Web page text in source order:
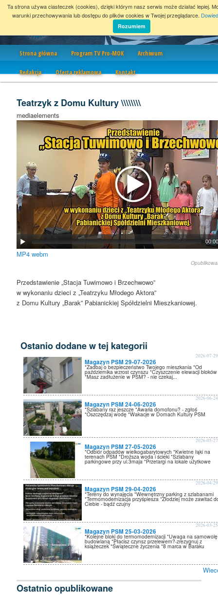
Strona główna Program TV Pro-MOK Archiwum
Redakcja Oferta reklamowa Kontakt
Teatrzyk z Domu Kultury \\\\\\\\
mediaelements
MP4 webm
Przedstawienie „Stacja Tuwimowo i Brzechwowo”
w wykonaniu dzieci z „Teatrzyku Młodego Aktora”
z Domu Kultury „Barak” Pabianickiej Spółdzielni Mieszkaniowej.
Ostanio dodane w tej kategorii
Magazyn PSM 29-07-2026
2026-07-29
*Zadbaj o bezpieczeństwo Twojego mieszkania *Od
października wzrost czynszu *Czyszczenie elewacji bloków
*Masz zadłużenie w PSM? - nie czekaj...
Magazyn PSM 24-06-2026
2026-06-24
*Szlabany raz jeszcze *Awaria domofonu? - zgłoś
*Oszczędzaj wodę *Wakacje w Domach Kultury PSM
Magazyn PSM 27-05-2026
2026-05-27
*Odbiór odpadów wielkogabarytowych *Kwietne łąki na
terenach PSM *Droższa woda i ścieki *Szlabany
parkingowe przy ul.3maja *Przetargi na lokale użytkowe
Magazyn PSM 29-04-2026
2026-04-29
*Tereny do wynajęcia *Wewnętrzny parking z szlabanami
*Termomodernizacja przyśpiesza *Złodziej może zawitać
Ciebie - bądź czujny
Magazyn PSM 25-03-2026
2026-03-25
*Kolejne bloki do termomodernizacji *Uwaga na samowolę
budowlaną *Płacisz czynsz przelewem?-zrezygnuj z
książeczek *Świąteczne życzenia *8 marca w Baraku
Ostatnio opublikowane
Ta strona używa ciasteczek (cookies), dzięki którym nasz serwis może działać lepiej.
warunki przechowywania lub dostępu do plików cookies w Twojej przeglądarce.
Rozumiem